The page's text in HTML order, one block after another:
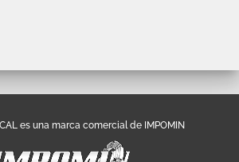
es una marca comercial de IMPOMIN